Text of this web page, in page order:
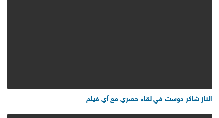
الناز شاكر دوست في لقاء حصري مع آي فيلم